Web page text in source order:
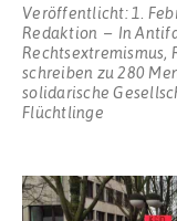
Veröffentlicht: 1.
Redaktion
In
Rechtsextremismus,
schreiben zu 280
solidarische
Flüchtlinge